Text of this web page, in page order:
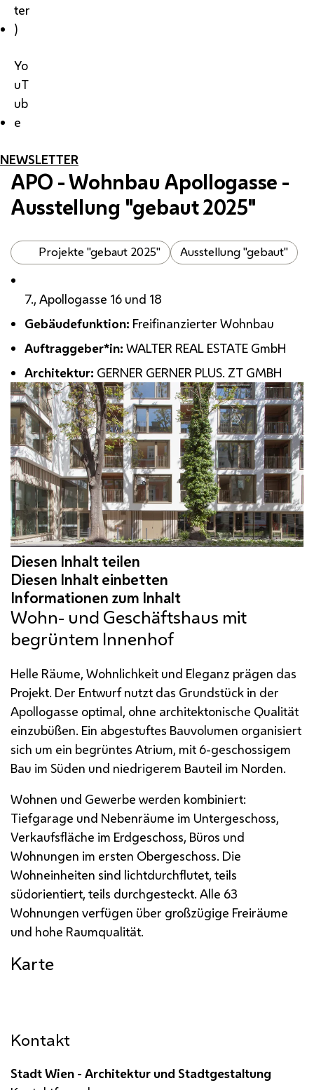
ter
)
Yo
uT
ub
e
NEWSLETTER
APO - Wohnbau Apollogasse -
Ausstellung "gebaut 2025"
Projekte "gebaut 2025" Ausstellung "gebaut"
7., Apollogasse 16 und 18
Gebäudefunktion: Freifinanzierter Wohnbau
Auftraggeber*in:WALTER REAL ESTATE GmbH
Architektur: GERNER GERNER PLUS. ZT GMBH
Wohn- und Geschäftshaus mit
begrüntem Innenhof
Helle Räume, Wohnlichkeit und Eleganz prägen das
Projekt. Der Entwurf nutzt das Grundstück in der
Apollogasse optimal, ohne architektonische Qualität
einzubüßen. Ein abgestuftes Bauvolumen organisiert
sich um ein begrüntes Atrium, mit 6-geschossigem
Bau im Süden und niedrigerem Bauteil im Norden.
Wohnen und Gewerbe werden kombiniert:
Tiefgarage und Nebenräume im Untergeschoss,
Verkaufs­fläche im Erdgeschoss, Büros und
Wohnungen im ersten Obergeschoss. Die
Wohneinheiten sind lichtdurchflutet, teils
südorientiert, teils durchgesteckt. Alle 63
Wohnungen verfügen über großzügige Freiräume
und hohe Raumqualität.
Karte
Kontakt
Stadt Wien - Architektur und Stadtgestaltung